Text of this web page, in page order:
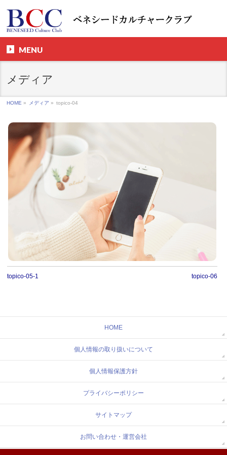
MENU
メディア
HOME » メディア » topico-04
topico-05-1 topico-06
HOME
個人情報の取り扱いについて
個人情報保護方針
プライバシーポリシー
サイトマップ
お問い合わせ・運営会社